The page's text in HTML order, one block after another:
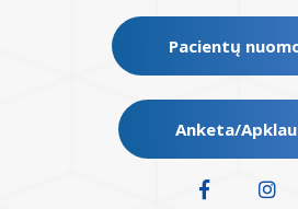
Pacientų
Anketa/